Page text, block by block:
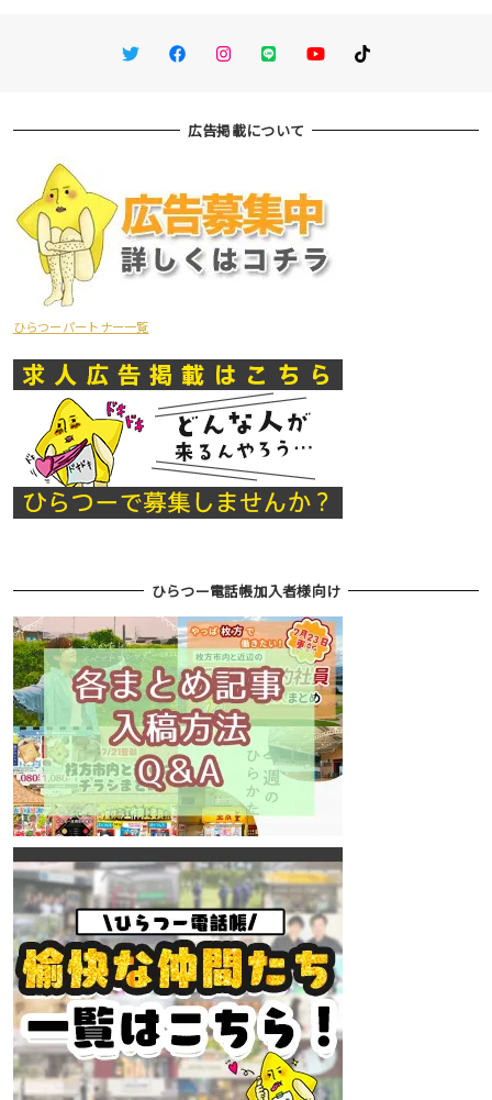
TwitterFacebookInstagram
LINE You TubeTikTok
広告掲載について
ひらつーパートナー一覧
ひらつー電話帳加入者様向け